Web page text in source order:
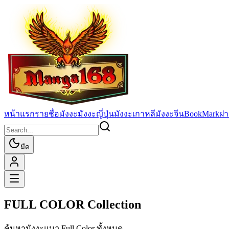
หน้าแรกรายชื่อมังงะมังงะญี่ปุ่นมังงะเกาหลีมังงะจีนBookMarkฝ
มืด
FULL COLOR Collection